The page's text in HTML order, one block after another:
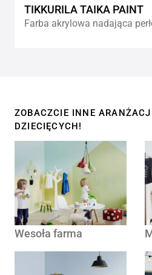
TIKKURILA TAIKA PAINT
Farba akrylowa nadająca
ZOBACZCIE INNE
DZIECIĘCYCH!
Wesoła farma